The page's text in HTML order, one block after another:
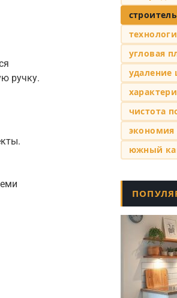
ручку.
угловая
удаление
чистота
экономия
южный